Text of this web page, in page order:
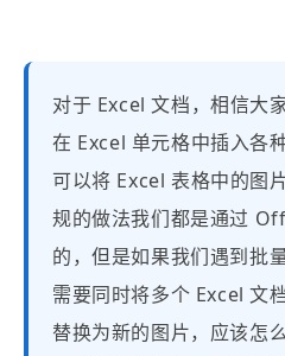
对于 Excel 文档，相信大
在 Excel 单元格中插入各
可以将 Excel 表格中的图
规的做法我们都是通过
的，但是如果我们遇到批
需要同时将多个 Excel 文
替换为新的图片，应该怎